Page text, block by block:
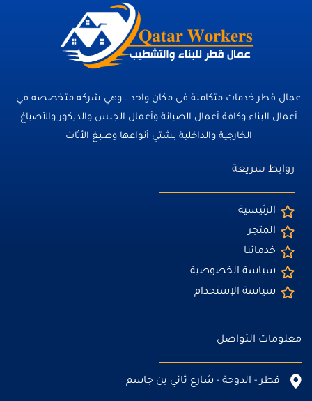
عمال قطر خدمات متكاملة فى مكان واحد . وهي شركه متخصصه في
أعمال البناء وكافة أعمال الصيانة وأعمال الجبس والديكور والأصباغ
الخارجية والداخلية بشتي أنواعها وصبغ الأثاث
روابط سريعة
الرئيسية
المتجر
خدماتنا
سياسة الخصوصية
سياسة الإستخدام
معلومات التواصل
قطر - الدوحة - شارع ثاني بن جاسم